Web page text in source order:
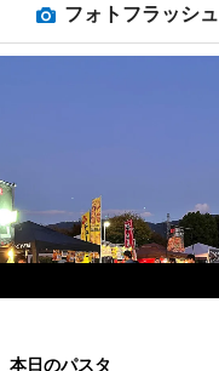
フォトフラッシュ
本日のパスタ